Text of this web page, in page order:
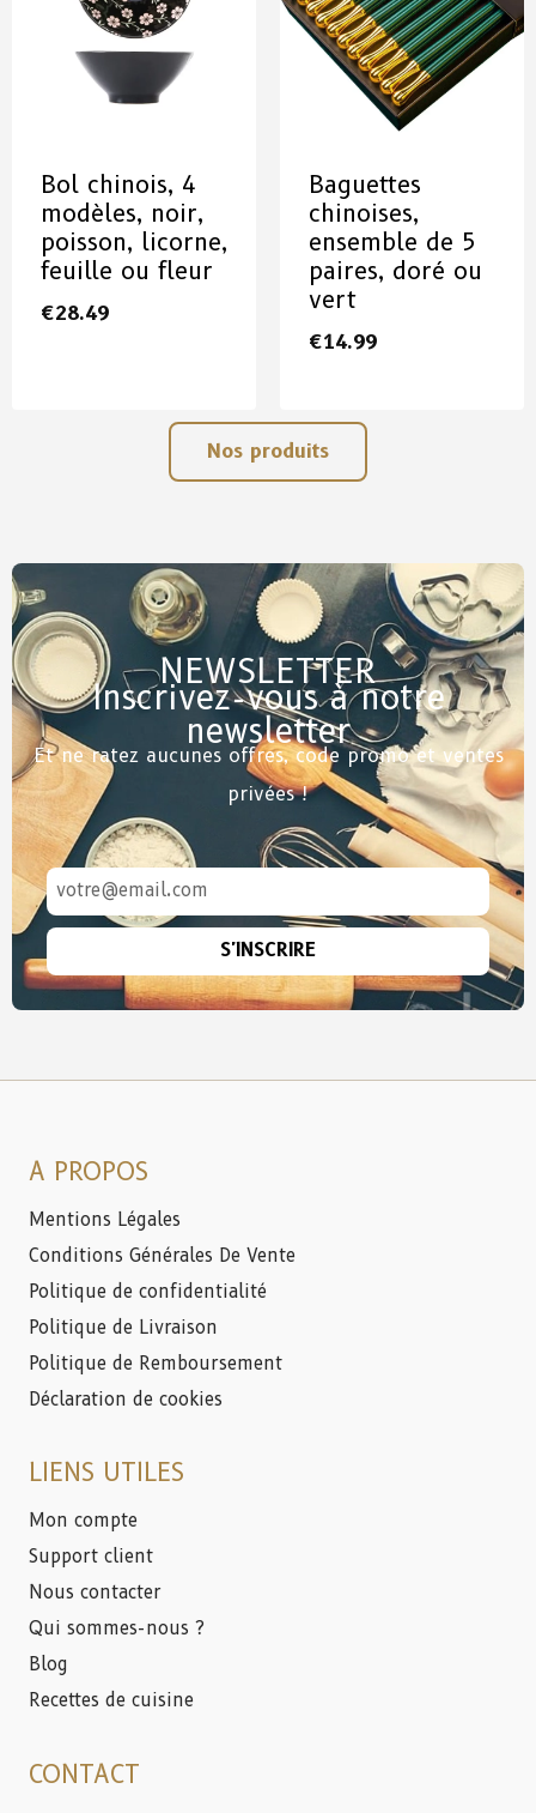
Bol chinois, 4
modèles, noir,
poisson, licorne,
feuille ou fleur
€28.49
Baguettes
chinoises,
ensemble de 5
paires, doré ou
vert
€14.99
Nos produits
NEWSLETTER
Inscrivez-vous à notre
newsletter
Et ne ratez aucunes offres, code promo et ventes
privées !
S'INSCRIRE
A PROPOS
Mentions Légales
Conditions Générales De Vente
Politique de confidentialité
Politique de Livraison
Politique de Remboursement
Déclaration de cookies
LIENS UTILES
Mon compte
Support client
Nous contacter
Qui sommes-nous ?
Blog
Recettes de cuisine
CONTACT